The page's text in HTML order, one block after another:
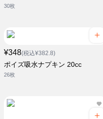
30枚
¥348(税込¥382.8)
ポイズ吸水ナプキン 20cc
26枚